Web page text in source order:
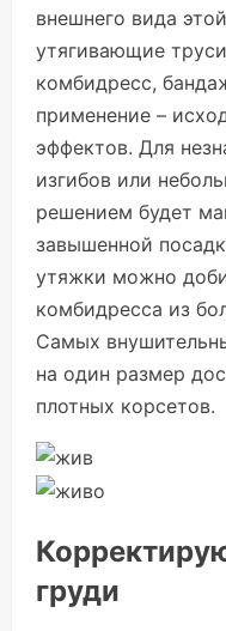
внешнего вида
утягивающие
комбидресс,
применение –
эффектов. Для
изгибов или
решением будет
завышенной
утяжки можно
комбидресса из
Самых
на один размер
плотных корсетов.
груди